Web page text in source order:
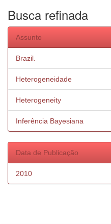
Busca refinada
Assunto
Brazil.
Heterogeneidade
Heterogeneity
Inferência Bayesiana
Data de Publicação
2010